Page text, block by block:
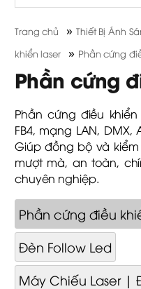
Trang chủ »Thiết Bị Ánh
khiển laser
» Phần cứng
Phần cứng
Phần cứng điều
FB4, mạng LAN,
Giúp đồng bộ và kiểm
mượt mà, an toàn,
chuyên nghiệp.
Phần cứng điều
Đèn Follow Led
Máy Chiếu Laser |